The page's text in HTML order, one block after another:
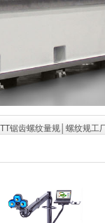
锯齿螺纹量规│螺纹规工